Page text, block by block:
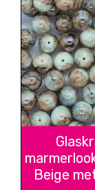
Beige